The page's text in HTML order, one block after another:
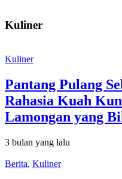
Kuliner
Kuliner
Pantang Pulang
Rahasia Kuah
Lamongan yang
3 bulan yang lalu
Berita, Kuliner